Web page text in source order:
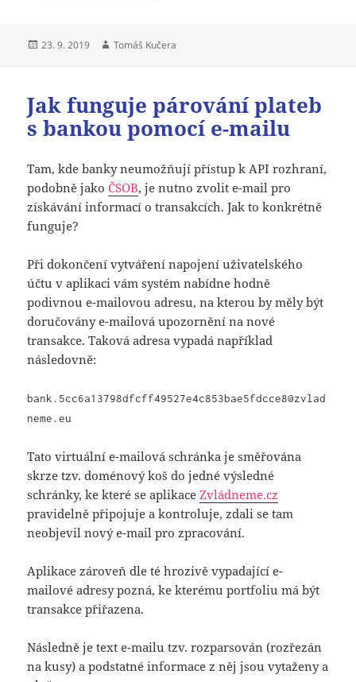
Publikováno:
23. 9. 2019 Autor:
Tomáš Kučera
Jak funguje párování plateb
s bankou pomocí e-mailu
Tam, kde banky neumožňují přístup k API rozhraní,
podobně jakoČSOB, je nutno zvolit e-mail pro
získávání informací o transakcích. Jak to konkrétně
funguje?
Při dokončení vytváření napojení uživatelského
účtu v aplikaci vám systém nabídne hodně
podivnou e-mailovou adresu, na kterou by měly být
doručovány e-mailová upozornění na nové
transakce. Taková adresa vypadá například
následovně:
bank.5cc6a13798dfcff49527e4c853bae5fdcce8@zvlad
neme.eu
Tato virtuální e-mailová schránka je směřována
skrze tzv. doménový koš do jedné výsledné
schránky, ke které se aplikaceZvládneme.cz
pravidelně připojuje a kontroluje, zdali se tam
neobjevil nový e-mail pro zpracování.
Aplikace zároveň dle té hrozivě vypadající e-
mailové adresy pozná, ke kterému portfoliu má být
transakce přiřazena.
Následně je text e-mailu tzv. rozparsován (rozřezán
na kusy) a podstatné informace z něj jsou vytaženy a